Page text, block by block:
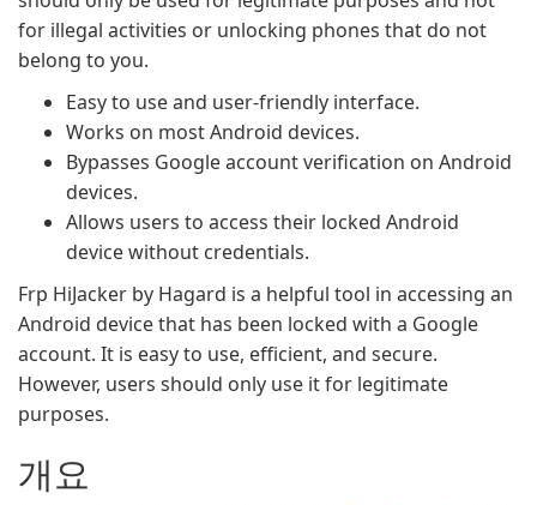
for illegal activities or unlocking phones that do not
belong to you.
Easy to use and user-friendly interface.
Works on most Android devices.
Bypasses Google account verification on Android
devices.
Allows users to access their locked Android
device without credentials.
Frp HiJacker by Hagard is a helpful tool in accessing an
Android device that has been locked with a Google
account. It is easy to use, efficient, and secure.
However, users should only use it for legitimate
purposes.
개요